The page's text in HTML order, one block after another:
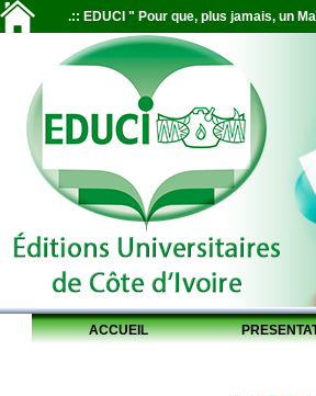
.:: EDUCI " Pour que, plus jamais, un
ACCUEIL